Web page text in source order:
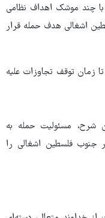
با چند موشک اهداف نظامی
اشغالی هدف حمله قرار
زمان توقف تجاوزات علیه
شرح، مسئولیت حمله به
جنوب فلسطین اشغالی را